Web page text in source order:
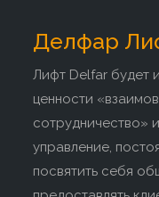
Делфар
Лифт Delfar будет
ценности
сотрудничество»
управление,
посвятить себя